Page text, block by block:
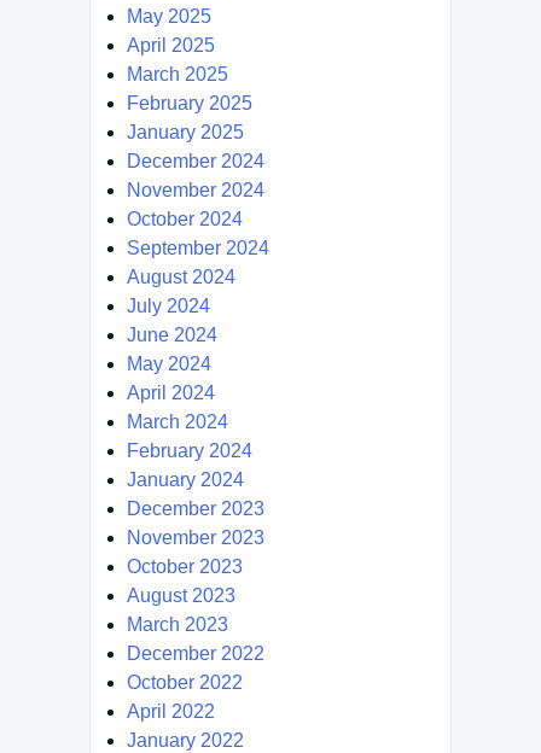
May 2025
April 2025
March 2025
February 2025
January 2025
December 2024
November 2024
October 2024
September 2024
August 2024
July 2024
June 2024
May 2024
April 2024
March 2024
February 2024
January 2024
December 2023
November 2023
October 2023
August 2023
March 2023
December 2022
October 2022
April 2022
January 2022